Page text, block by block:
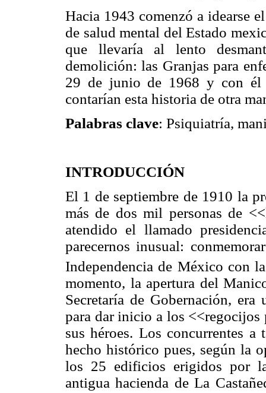
Hacia 1943 comenzó a idearse
de salud mental del Estado
que llevaría al lento
demolición: las Granjas para
29 de junio de 1968 y con él
contarían esta historia de otra
Palabras clave: Psiquiatría,
INTRODUCCIÓN
El 1 de septiembre de 1910 la
más de dos mil personas de
atendido el llamado
parecernos inusual:
Independencia de México con
momento, la apertura del
Secretaría de Gobernación,
para dar inicio a los
sus héroes. Los concurrentes
hecho histórico pues, según la
los 25 edificios erigidos por
antigua hacienda de La